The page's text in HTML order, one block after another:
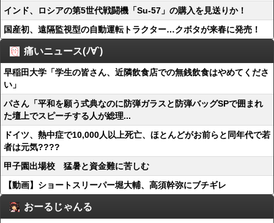
インド、ロシアの第5世代戦闘機「Su-57」の購入を見送りか！
国産初、遠隔監視型の自動運転トラクター…クボタが来春に発売！
痛いニュース(ﾉ∀`)
早稲田大学「学生の皆さん、近隣飲食店での無銭飲食はやめてくださ
い」
パさん「平和を願う式典なのに防弾ガラスと防弾バッグSPで囲まれ
た壇上でスピーチする人が総理...
ドイツ、熱中症で10,000人以上死亡、ほとんどがお前らと同年代で若
者は元気????
甲子園出場校 猛暑と資金難に苦しむ
【動画】ショートスリーパー堀大輔、高須幹弥にブチギレ
おーるじゃんる